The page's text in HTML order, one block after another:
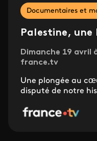
Documentaires et
Palestine, une
Dimanche 19 avril
france.tv
Une plongée au
disputé de notre